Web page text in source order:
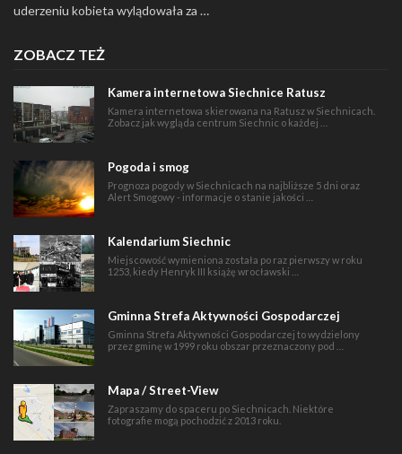
uderzeniu kobieta wylądowała za …
ZOBACZ TEŻ
Kamera internetowa Siechnice Ratusz
Kamera internetowa skierowana na Ratusz w Siechnicach.
Zobacz jak wygląda centrum Siechnic o każdej …
Pogoda i smog
Prognoza pogody w Siechnicach na najbliższe 5 dni oraz
Alert Smogowy - informacje o stanie jakości …
Kalendarium Siechnic
Miejscowość wymieniona została po raz pierwszy w roku
1253, kiedy Henryk III książę wrocławski …
Gminna Strefa Aktywności Gospodarczej
Gminna Strefa Aktywności Gospodarczej to wydzielony
przez gminę w 1999 roku obszar przeznaczony pod …
Mapa / Street-View
Zapraszamy do spaceru po Siechnicach. Niektóre
fotografie mogą pochodzić z 2013 roku.